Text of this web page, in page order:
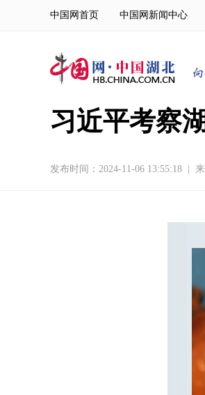
中国网首页 中国网新闻中心
习近平考察
发布时间：2024-11-06 13:55:18